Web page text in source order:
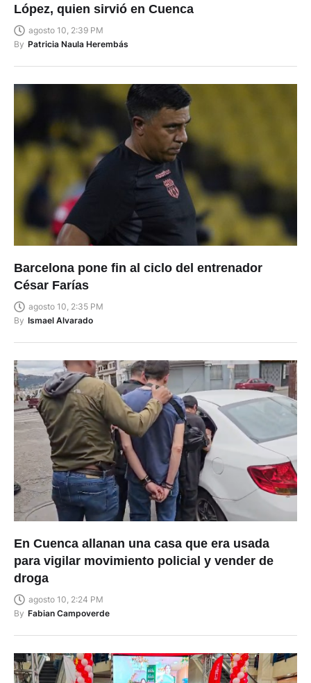
López, quien sirvió en Cuenca
agosto 10, 2:39 PM
By Patricia Naula Herembás
Barcelona pone fin al ciclo del entrenador
César Farías
agosto 10, 2:35 PM
By Ismael Alvarado
En Cuenca allanan una casa que era usada
para vigilar movimiento policial y vender de
droga
agosto 10, 2:24 PM
By Fabian Campoverde